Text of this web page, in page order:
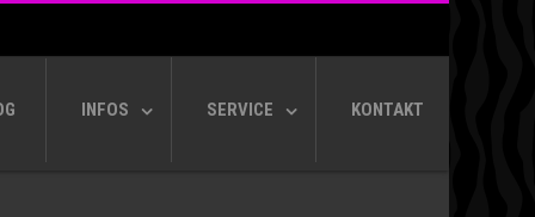
INFOS SERVICE KONTAKT